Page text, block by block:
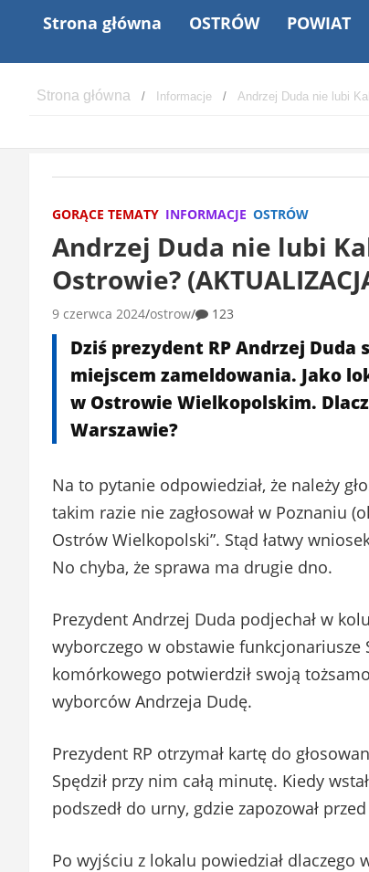
Strona główna OSTRÓW POWIAT
Informacje Andrzej Duda nie lubi
GORĄCE TEMATY INFORMACJE OSTRÓW
Andrzej Duda nie lubi
Ostrowie?
9 czerwca 2024 ostrow 123
Dziś prezydent RP Andrzej Duda
miejscem zameldowania. Jako
w Ostrowie Wielkopolskim.
Warszawie?
Na to pytanie odpowiedział, że należy
takim razie nie zagłosował w Poznaniu
Ostrów Wielkopolski”. Stąd łatwy
No chyba, że sprawa ma drugie dno.
Prezydent Andrzej Duda podjechał w
wyborczego w obstawie funkcjonariusze
komórkowego potwierdził swoją
wyborców Andrzeja Dudę.
Prezydent RP otrzymał kartę do
Spędził przy nim całą minutę. Kiedy
podszedł do urny, gdzie zapozował
Po wyjściu z lokalu powiedział dlaczego